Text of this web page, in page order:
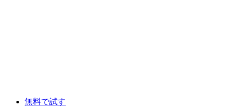
無料で試す